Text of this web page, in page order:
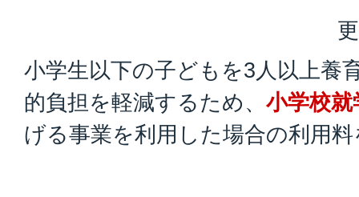
小学生以下の子どもを3人以上養
的負担を軽減するため、 小学校
げる事業を利用した場合の利用